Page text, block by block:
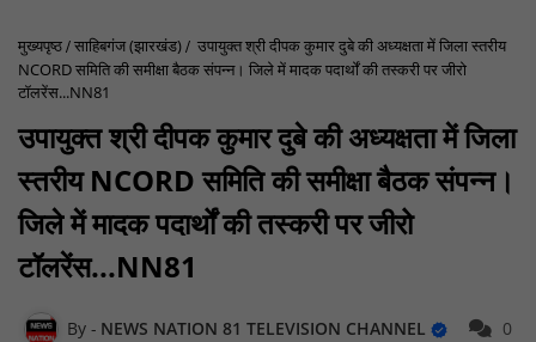
मुख्यपृष्ठ साहिबगंज (झारखंड)
उपायुक्त श्री दीपक कुमार दुबे की अध्यक्षता में जिला स्तरीय
NCORD समिति की समीक्षा बैठक संपन्न। जिले में मादक पदार्थों की तस्करी पर जीरो
टॉलरेंस...NN81
उपायुक्त श्री दीपक कुमार दुबे की अध्यक्षता में जिला
स्तरीय NCORD समिति की समीक्षा बैठक संपन्न।
जिले में मादक पदार्थों की तस्करी पर जीरो
टॉलरेंस...NN81
NEWS NATION 81 TELEVISION CHANNEL 0